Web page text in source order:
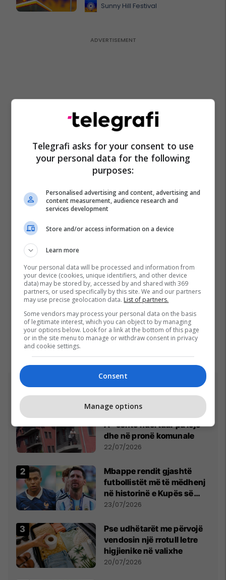
Sunny Hill Festival
Top 5
Rama: Shtëpia në "Rrugën
A" është ndërtuar pa leje
dhe në pronë komunale
22/07/2026
Mbappe rendit gjashtë
futbollistët më të mëdhenj
në historinë e Kupës së
Botës, Messi mbetet i dyti
23/07/2026
Pse udhëtarët me përvojë
vendosin një rrotull letre
higjienike në valixhe
20/07/2026
Telegrafi asks for your consent to use
your personal data for the following
purposes:
Personalised advertising and content, advertising and
content measurement, audience research and
services development
Store and/or access information on a device
Learn more
Your personal data will be processed and information from
your device (cookies, unique identifiers, and other device
data) may be stored by, accessed by and shared with 369
partners, or used specifically by this site. We and our partners
may use precise geolocation data. List of partners.
Some vendors may process your personal data on the basis
of legitimate interest, which you can object to by managing
your options below. Look for a link at the bottom of this page
or in the site menu to manage or withdraw consent in privacy
and cookie settings.
Consent
Manage options